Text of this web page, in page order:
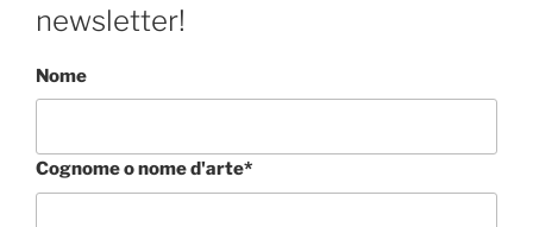
newsletter!
Nome
Cognome o nome d'arte*